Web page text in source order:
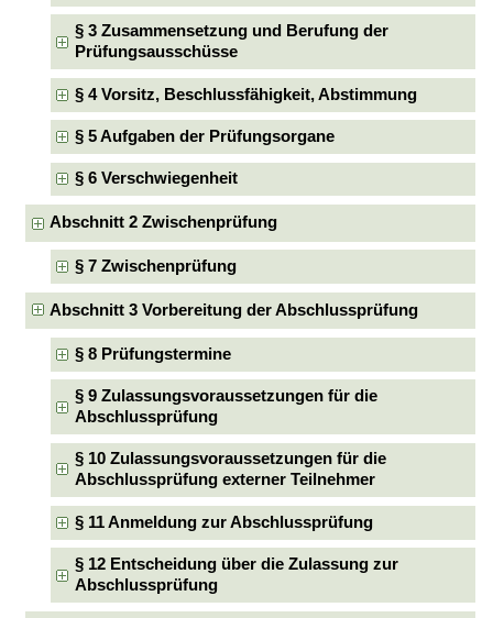
§ 3 Zusammensetzung und Berufung der
Prüfungsausschüsse
§ 4 Vorsitz, Beschlussfähigkeit, Abstimmung
§ 5 Aufgaben der Prüfungsorgane
§ 6 Verschwiegenheit
Abschnitt 2 Zwischenprüfung
§ 7 Zwischenprüfung
Abschnitt 3 Vorbereitung der Abschlussprüfung
§ 8 Prüfungstermine
§ 9 Zulassungsvoraussetzungen für die
Abschlussprüfung
§ 10 Zulassungsvoraussetzungen für die
Abschlussprüfung externer Teilnehmer
§ 11 Anmeldung zur Abschlussprüfung
§ 12 Entscheidung über die Zulassung zur
Abschlussprüfung